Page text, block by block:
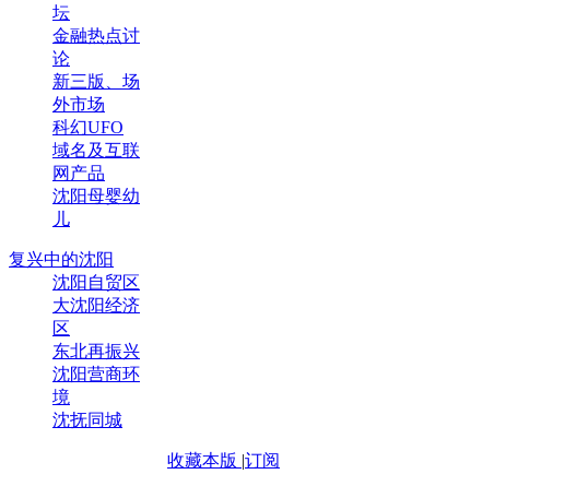
坛
金融热点讨
论
新三版、场
外市场
科幻UFO
域名及互联
网产品
沈阳母婴幼
儿
复兴中的沈阳
沈阳自贸区
大沈阳经济
区
东北再振兴
沈阳营商环
境
沈抚同城
收藏本版 |订阅